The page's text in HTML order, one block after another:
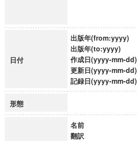
日付
出版年(from:yyyy)
出版年(to:yyyy)
作成日(yyyy-mm-dd)
更新日(yyyy-mm-dd)
記録日(yyyy-mm-dd)
形態
名前
翻訳